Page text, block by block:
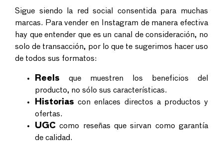
Sigue siendo la red social consentida para muchas
marcas. Paravender en Instagram de manera efectiva
hay que entender que es un canal de consideración, no
solo de transacción, por lo que te sugerimos hacer uso
de todos sus formatos:
Reels que muestren los beneficios del
producto, no sólo sus características.
Historias con enlaces directos a productos y
ofertas.
UGC como reseñas que sirvan como garantía
de calidad.